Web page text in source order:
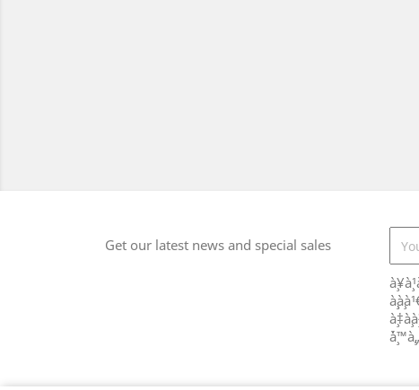
Get our latest news and special sales